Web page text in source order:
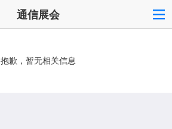
通信展会
抱歉，暂无相关信息